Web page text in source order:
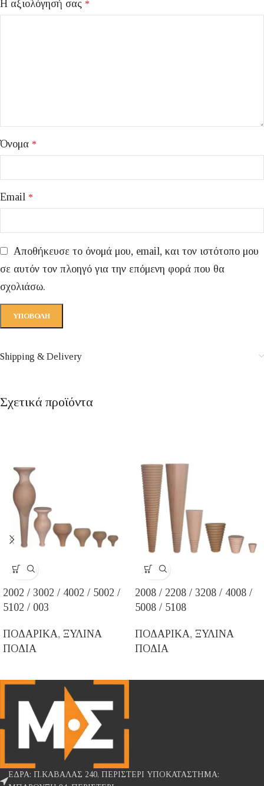
Η αξιολόγησή σας *
Όνομα *
Email *
Αποθήκευσε το όνομά μου, email, και τον ιστότοπο μου
σε αυτόν τον πλοηγό για την επόμενη φορά που θα
σχολιάσω.
Shipping & Delivery
Σχετικά προϊόντα
2002 / 3002 / 4002 / 5002 /
5102 / 003
ΠΟΔΑΡΙΚΑ, ΞΥΛΙΝΑ
ΠΟΔΙΑ
2008 / 2208 / 3208 / 4008 /
5008 / 5108
ΠΟΔΑΡΙΚΑ, ΞΥΛΙΝΑ
ΠΟΔΙΑ
ΕΔΡΑ: Π.ΚΑΒΑΛΑΣ 240, ΠΕΡΙΣΤΕΡΙ ΥΠΟΚΑΤΑΣΤΗΜΑ: